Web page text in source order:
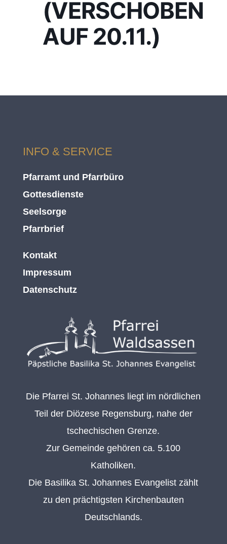
(VERSCHOBEN
AUF 20.11.)
INFO & SERVICE
Pfarramt und Pfarrbüro
Gottesdienste
Seelsorge
Pfarrbrief
Kontakt
Impressum
Datenschutz
Die Pfarrei St. Johannes liegt im nördlichen
Teil der Diözese Regensburg, nahe der
tschechischen Grenze.
Zur Gemeinde gehören ca. 5.100
Katholiken.
Die Basilika St. Johannes Evangelist zählt
zu den prächtigsten Kirchenbauten
Deutschlands.